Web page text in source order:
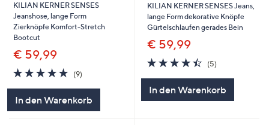
KILIAN KERNER SENSES
Jeanshose, lange Form
Zierknöpfe Komfort-Stretch
Bootcut
€ 59,99
4.8
von
(9)9
In den Warenkorb
KILIAN KERNER SENSES Jeans,
lange Form dekorative Knöpfe
Gürtelschlaufen gerades Bein
€ 59,99
4.4
von
(5)5
In den Warenkorb